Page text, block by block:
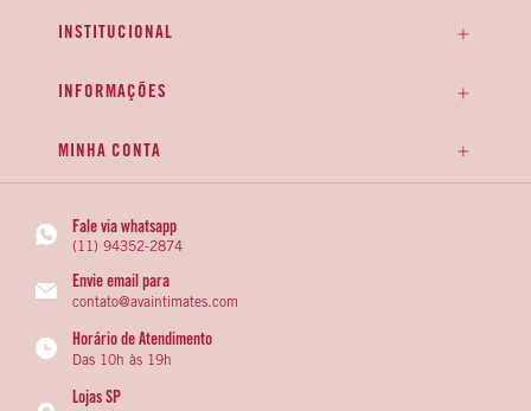
INSTITUCIONAL
INFORMAÇÕES
MINHA CONTA
Fale via whatsapp
(11) 94352-2874
Envie email para
contato@avaintimates.com
Horário de Atendimento
Das 10h às 19h
Lojas SP